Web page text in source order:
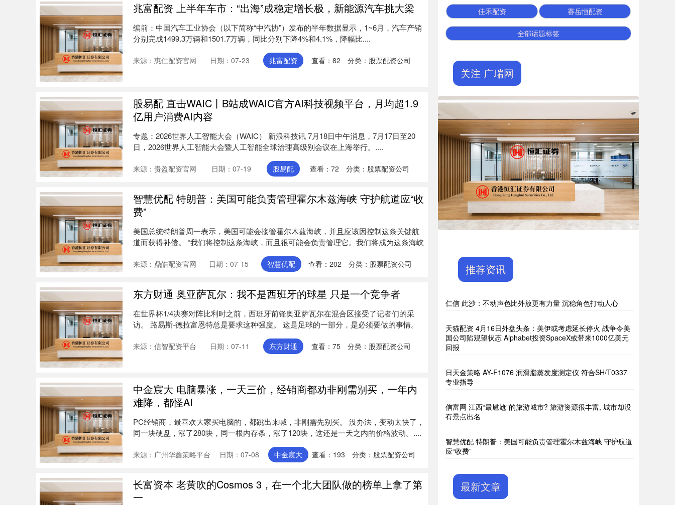
兆富配资 上半年车市：“出海”成稳定增长极，新能源汽车挑大梁
编前：中国汽车工业协会（以下简称“中汽协”）发布的半年数据显示，1~6月，汽车产销
分别完成1499.3万辆和1501.7万辆，同比分别下降4%和4.1%，降幅比....
来源：惠仁配资官网 日期：07-23 兆富配资 查看：82 分类： 股票配资公司
股易配 直击WAIC丨B站成WAIC官方AI科技视频平台，月均超1.9
亿用户消费AI内容
专题：2026世界人工智能大会（WAIC） 新浪科技讯 7月18日中午消息，7月17日至20
日，2026世界人工智能大会暨人工智能全球治理高级别会议在上海举行。....
来源：贵盈配资官网 日期：07-19 股易配 查看： 72 分类： 股票配资公司
智慧优配 特朗普：美国可能负责管理霍尔木兹海峡 守护航道应“收
费”
美国总统特朗普周一表示，美国可能会接管霍尔木兹海峡，并且应该因控制这条关键航
道而获得补偿。 “我们将控制这条海峡，而且很可能会负责管理它。我们将成为这条海峡
来源：鼎皓配资官网 日期：07-15 智慧优配 查看：202 分类： 股票配资公司
东方财通 奥亚萨瓦尔：我不是西班牙的球星 只是一个竞争者
在世界杯1/4决赛对阵比利时之前，西班牙前锋奥亚萨瓦尔在混合区接受了记者们的采
访。 路易斯-德拉富恩特总是要求这种强度。 这是足球的一部分，是必须要做的事情。
来源：信智配资平台 日期：07-11 东方财通 查看：75 分类： 股票配资公司
中金宸大 电脑暴涨，一天三价，经销商都劝非刚需别买，一年内
难降，都怪AI
PC经销商，最喜欢大家买电脑的，都跳出来喊，非刚需先别买。 没办法，变动太快了，
同一块硬盘，涨了280块，同一根内存条，涨了120块，这还是一天之内的价格波动。....
来源：广州华鑫策略平台 日期：07-08 中金宸大 查看： 193 分类： 股票配资公司
长富资本 老黄吹的Cosmos 3，在一个北大团队做的榜单上拿了第
一
佳禾配资 赛岳恒配资
全部话题标签
关注 广瑞网
推荐资讯
仁信 此沙：不动声色比外放更有力量 沉稳角色打动人心
天猫配资 4月16日外盘头条：美伊或考虑延长停火 战争令美
国公司陷观望状态 Alphabet投资SpaceX或带来1000亿美元
回报
日天金策略 AY-F1076 润滑脂蒸发度测定仪 符合SH/T0337
专业指导
信富网 江西“最尴尬”的旅游城市? 旅游资源很丰富, 城市却没
有景点出名
智慧优配 特朗普：美国可能负责管理霍尔木兹海峡 守护航道
应“收费”
最新文章